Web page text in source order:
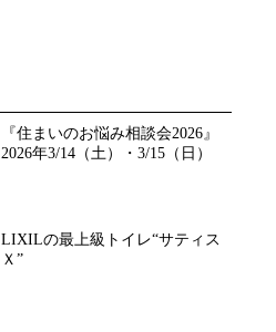
『住まいのお悩み相談会2026』
2026年3/14（土）・3/15（日）
LIXILの最上級トイレ“サティス
Ｘ”